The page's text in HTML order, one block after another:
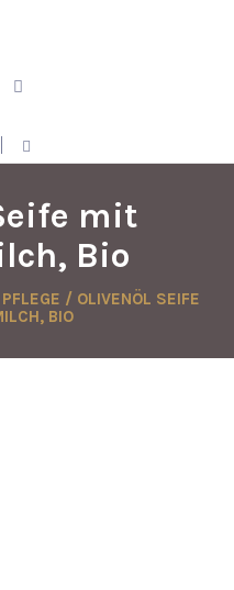
mit
Bio
/ OLIVENÖL SEIFE
BIO